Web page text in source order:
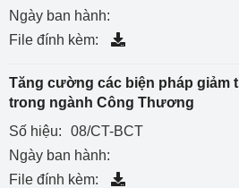
Ngày ban hành:
File đính kèm:
Tăng cường các biện pháp giảm
trong ngành Công Thương
Số hiệu:
08/CT-BCT
Ngày ban hành:
File đính kèm: